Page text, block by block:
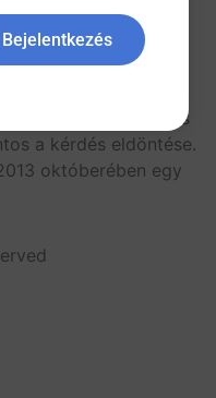
típusos tünetek és
hogyan
és laboratóriumi
MODY-típusú
diagnózis a helyes
a kérdés eldöntése.
októberében egy
Bejelentkezés